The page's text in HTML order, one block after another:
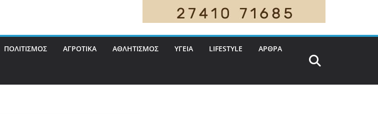
ΠΟΛΙΤΙΣΜΟΣ ΑΓΡΟΤΙΚΑ ΑΘΛΗΤΙΣΜΟΣ ΥΓΕΙΑ LIFESTYLE ΑΡΘΡΑ